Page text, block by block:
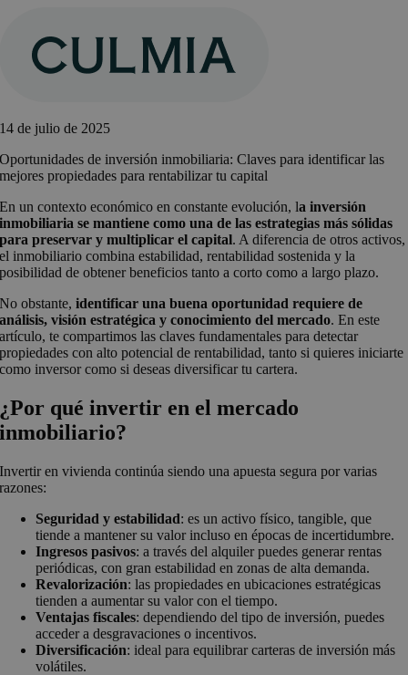
contenido
14 de julio de 2025
Oportunidades de inversión inmobiliaria: Claves para identificar las
mejores propiedades para rentabilizar tu capital
En un contexto económico en constante evolución, la inversión
inmobiliaria se mantiene como una de las estrategias más sólidas
para preservar y multiplicar el capital. A diferencia de otros activos,
el inmobiliario combina estabilidad, rentabilidad sostenida y la
posibilidad de obtener beneficios tanto a corto como a largo plazo.
No obstante,identificar una buena oportunidad requiere de
análisis, visión estratégica y conocimiento del mercado. En este
artículo, te compartimos las claves fundamentales para detectar
propiedades con alto potencial de rentabilidad, tanto si quieres iniciarte
como inversor como si deseas diversificar tu cartera.
¿Por qué invertir en el mercado
inmobiliario?
Invertir en vivienda continúa siendo una apuesta segura por varias
razones:
Seguridad y estabilidad: es un activo físico, tangible, que
tiende a mantener su valor incluso en épocas de incertidumbre.
Ingresos pasivos: a través del alquiler puedes generar rentas
periódicas, con gran estabilidad en zonas de alta demanda.
Revalorización: las propiedades en ubicaciones estratégicas
tienden a aumentar su valor con el tiempo.
Ventajas fiscales: dependiendo del tipo de inversión, puedes
acceder a desgravaciones o incentivos.
Diversificación: ideal para equilibrar carteras de inversión más
volátiles.